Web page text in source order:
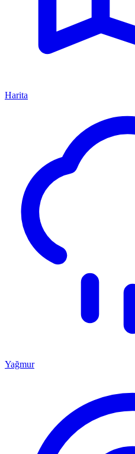
Harita
Yağmur